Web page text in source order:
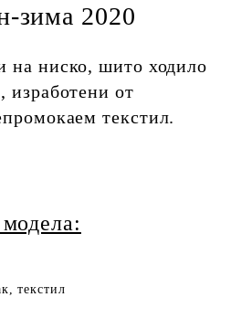
зима 2020
на ниско, шито ходило
изработени от
текстил.
текстил